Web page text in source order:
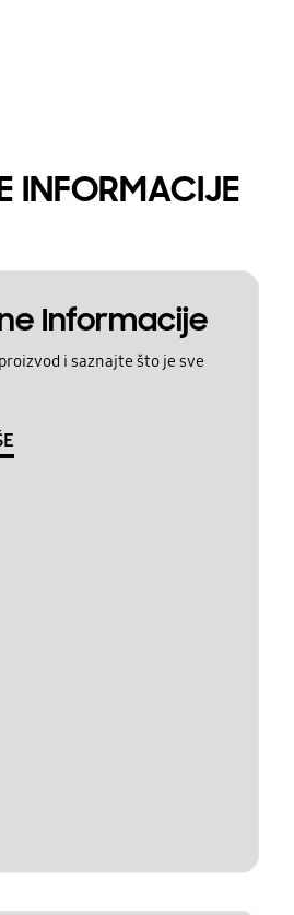
INFORMACIJE
Informacije
i saznajte što je sve